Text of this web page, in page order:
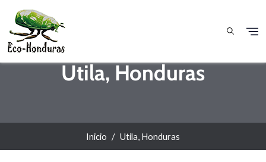
Utila, Honduras
Inicio Utila, Honduras